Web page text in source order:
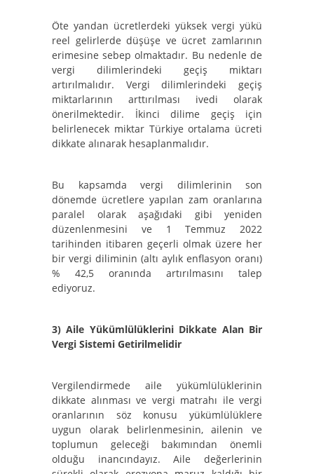
Öte yandan ücretlerdeki yüksek vergi yükü
reel gelirlerde düşüşe ve ücret zamlarının
erimesine sebep olmaktadır. Bu nedenle de
vergi dilimlerindeki geçiş miktarı
artırılmalıdır. Vergi dilimlerindeki geçiş
miktarlarının arttırılması ivedi olarak
önerilmektedir. İkinci dilime geçiş için
belirlenecek miktar Türkiye ortalama ücreti
dikkate alınarak hesaplanmalıdır.
Bu kapsamda vergi dilimlerinin son
dönemde ücretlere yapılan zam oranlarına
paralel olarak aşağıdaki gibi yeniden
düzenlenmesini ve 1 Temmuz 2022
tarihinden itibaren geçerli olmak üzere her
bir vergi diliminin (altı aylık enflasyon oranı)
% 42,5 oranında artırılmasını talep
ediyoruz.
3) Aile Yükümlülüklerini Dikkate Alan Bir
Vergi Sistemi Getirilmelidir
Vergilendirmede aile yükümlülüklerinin
dikkate alınması ve vergi matrahı ile vergi
oranlarının söz konusu yükümlülüklere
uygun olarak belirlenmesinin, ailenin ve
toplumun geleceği bakımından önemli
olduğu inancındayız. Aile değerlerinin